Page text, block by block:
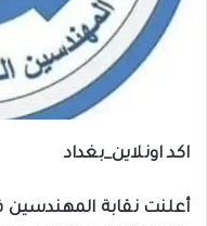
اكد اونلاين_بغداد
أعلنت نقابة المهندسين